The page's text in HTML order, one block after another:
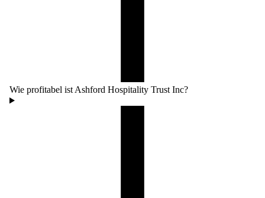
Wie profitabel ist Ashford Hospitality Trust Inc?